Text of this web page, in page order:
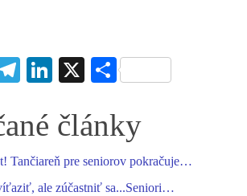
Te
gr
m
Li
ed
X S
re
články
Tančiareň pre seniorov pokračuje…
ale zúčastniť sa...Seniori…